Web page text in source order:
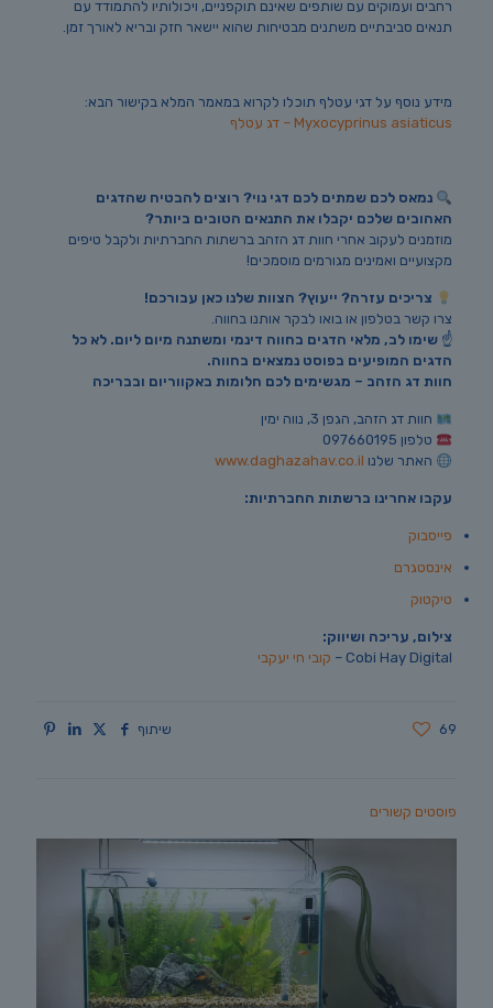
רחבים ועמוקים עם שותפים שאינם תוקפניים, ויכולותיו להתמודד עם
תנאים סביבתיים משתנים מבטיחות שהוא יישאר חזק ובריא לאורך זמן.
מידע נוסף על דגי עטלף תוכלו לקרוא במאמר המלא בקישור הבא:
Myxocyprinus asiaticus – דג עטלף
נמאס לכם שמתים לכם דגי נוי? רוצים להבטיח שהדגים
האהובים שלכם יקבלו את התנאים הטובים ביותר?
מוזמנים לעקוב אחרי חוות דג הזהב ברשתות החברתיות ולקבל טיפים
מקצועיים ואמינים מגורמים מוסמכים!
צריכים עזרה? ייעוץ? הצוות שלנו כאן עבורכם!
צרו קשר בטלפון או בואו לבקר אותנו בחווה.
☝️ שימו לב, מלאי הדגים בחווה דינמי ומשתנה מיום ליום. לא כל
הדגים המופיעים בפוסט נמצאים בחווה.
חוות דג הזהב – מגשימים לכם חלומות באקווריום ובבריכה
חוות דג הזהב, הגפן 3, נווה ימין
טלפון 097660195
האתר שלנו www.daghazahav.co.il
עקבו אחרינו ברשתות החברתיות:
פייסבוק
אינסטגרם
טיקטוק
צילום, עריכה ושיווק:
Cobi Hay Digital –
קובי חי יעקבי
שיתוף 69
פוסטים קשורים